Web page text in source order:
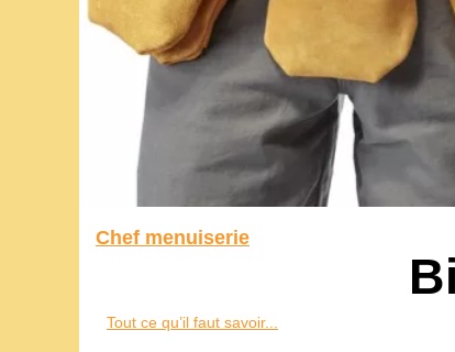
Chef menuiserie
Tout ce qu’il faut savoir...